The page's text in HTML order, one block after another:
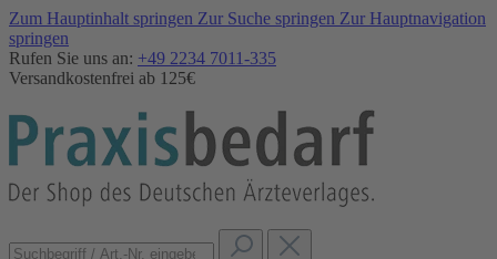
Zum Hauptinhalt springen Zur Suche springen Zur Hauptnavigation
springen
Rufen Sie uns an: +49 2234 7011-335
Versandkostenfrei ab 125€